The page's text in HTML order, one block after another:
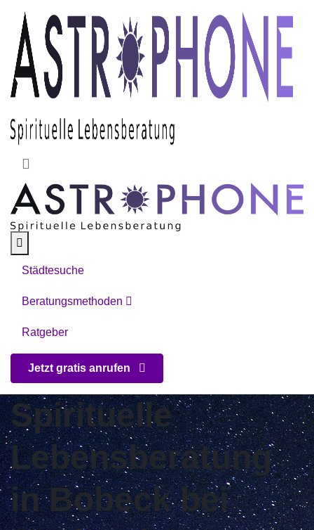
Skip to main content
Städtesuche
Beratungsmethoden
Ratgeber
Jetzt gratis anrufen
Spirituelle
Lebensberatung
in Bobeck bei